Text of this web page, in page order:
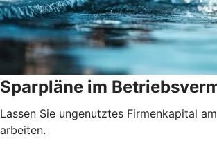
Sparpläne im
Lassen Sie ungenutztes Firmenkapital
arbeiten.